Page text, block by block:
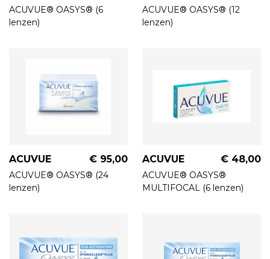
ACUVUE® OASYS® (6
lenzen)
ACUVUE® OASYS® (12
lenzen)
ACUVUE € 95,00
ACUVUE® OASYS® (24
lenzen)
ACUVUE € 48,00
ACUVUE® OASYS®
MULTIFOCAL (6 lenzen)